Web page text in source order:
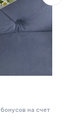
бонусов на счет